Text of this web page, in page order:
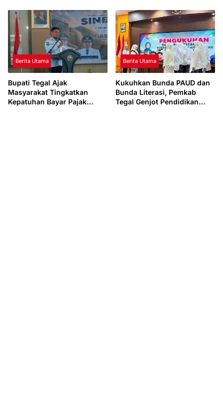
Berita Utama
Bupati Tegal Ajak
Masyarakat Tingkatkan
Kepatuhan Bayar Pajak
Berita Utama
Kukuhkan Bunda PAUD dan
Bunda Literasi, Pemkab
Tegal Genjot Pendidikan